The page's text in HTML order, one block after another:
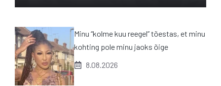
Minu “kolme kuu reegel” tõestas, et minu
kohting pole minu jaoks õige
8.08.2026